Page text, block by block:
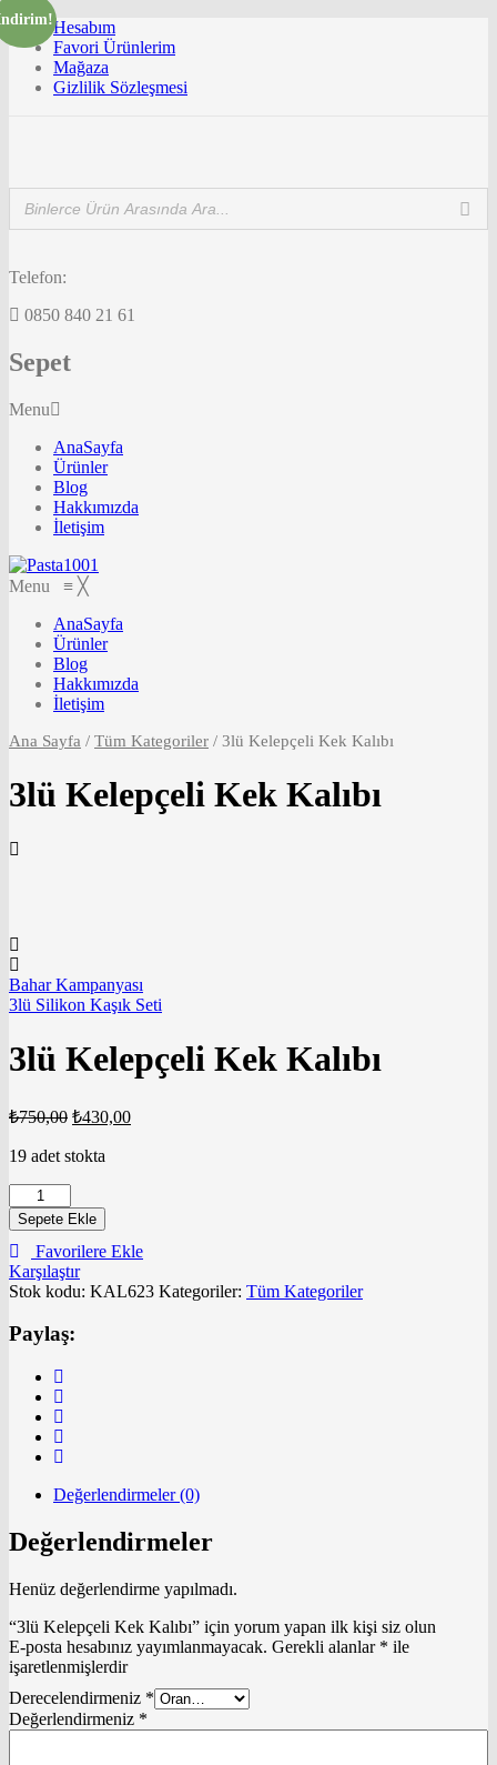
Hesabım
Favori Ürünlerim
Mağaza
Gizlilik Sözleşmesi
Telefon:
0850 840 21 61
Sepet
Menu
AnaSayfa
Ürünler
Blog
Hakkımızda
İletişim
Menu ≡ ╳
AnaSayfa
Ürünler
Blog
Hakkımızda
İletişim
Ana Sayfa / Tüm Kategoriler / 3lü Kelepçeli Kek Kalıbı
3lü Kelepçeli Kek Kalıbı
Bahar Kampanyası
3lü Silikon Kaşık Seti
3lü Kelepçeli Kek Kalıbı
₺750,00 ₺430,00
19 adet stokta
Kelepçeli
Kek
Kalıbı
adet
Sepete Ekle
Favorilere Ekle
Karşılaştır
Stok kodu: KAL623 Kategoriler: Tüm Kategoriler
Paylaş:
Değerlendirmeler (0)
Değerlendirmeler
Henüz değerlendirme yapılmadı.
“3lü Kelepçeli Kek Kalıbı” için yorum yapan ilk kişi siz olun
E-posta hesabınız yayımlanmayacak. Gerekli alanlar * ile
işaretlenmişlerdir
Derecelendirmeniz *
Değerlendirmeniz *